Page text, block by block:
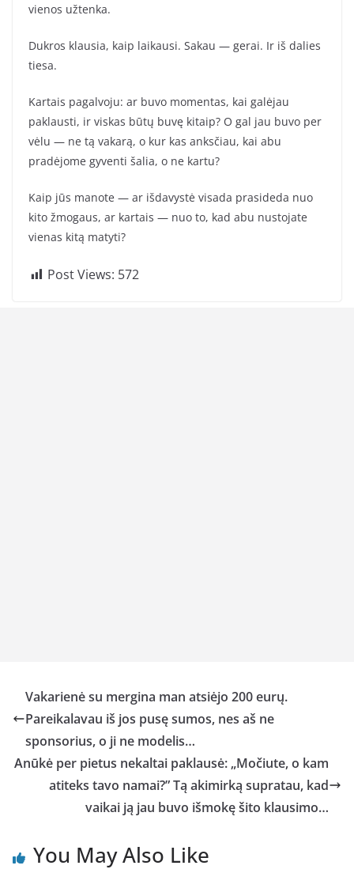
vienos užtenka.
Dukros klausia, kaip laikausi. Sakau — gerai. Ir iš dalies
tiesa.
Kartais pagalvoju: ar buvo momentas, kai galėjau
paklausti, ir viskas būtų buvę kitaip? O gal jau buvo per
vėlu — ne tą vakarą, o kur kas anksčiau, kai abu
pradėjome gyventi šalia, o ne kartu?
Kaip jūs manote — ar išdavystė visada prasideda nuo
kito žmogaus, ar kartais — nuo to, kad abu nustojate
vienas kitą matyti?
Post Views: 572
Vakarienė su mergina man atsiėjo 200 eurų.
Pareikalavau iš jos pusę sumos, nes aš ne
sponsorius, o ji ne modelis…
Anūkė per pietus nekaltai paklausė: „Močiute, o kam
atiteks tavo namai?” Tą akimirką supratau, kad
vaikai ją jau buvo išmokę šito klausimo…
You May Also Like